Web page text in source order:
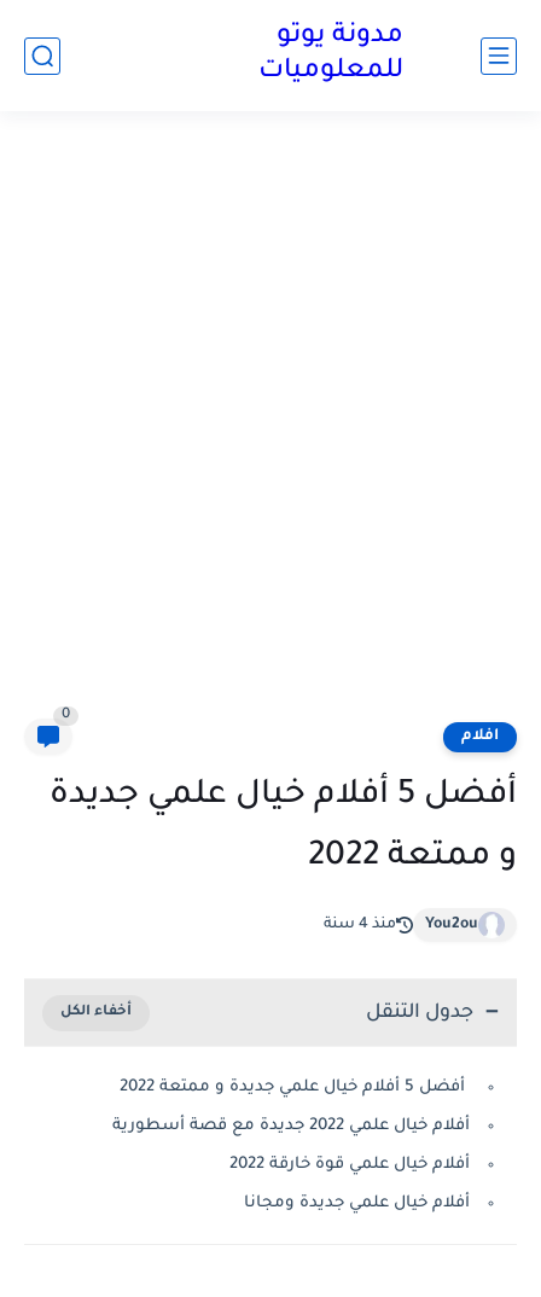
مدونة يوتو
للمعلوميات
افلام
0
أفضل 5 أفلام خيال علمي جديدة
و ممتعة 2022
You2ou منذ 4 سنة
جدول التنقل
أفضل 5 أفلام خيال علمي جديدة و ممتعة 2022
أفلام خيال علمي 2022 جديدة مع قصة أسطورية
أفلام خيال علمي قوة خارقة 2022
أفلام خيال علمي جديدة ومجانا